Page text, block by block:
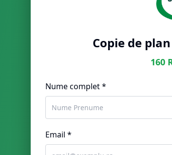
Copie de
160
Nume complet *
Email *